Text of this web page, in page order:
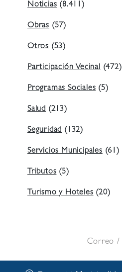
Noticias (8.411)
Obras (57)
Otros (53)
Participación Vecinal (472)
Programas Sociales (5)
Salud (213)
Seguridad (132)
Servicios Municipales (61)
Tributos (5)
Turismo y Hoteles (20)
Correo